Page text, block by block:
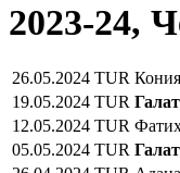
2023-24,
26.05.2024 TUR
19.05.2024 TUR
12.05.2024 TUR
05.05.2024 TUR